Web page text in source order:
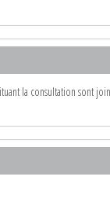
la consultation sont